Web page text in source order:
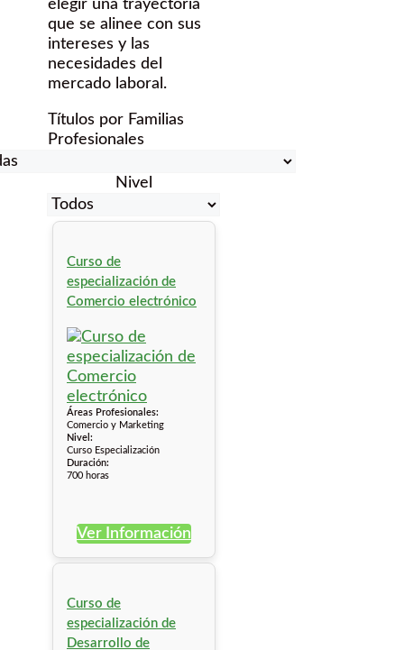
elegir una trayectoria
que se alinee con sus
intereses y las
necesidades del
mercado laboral.
Títulos por Familias
Profesionales
Nivel
Curso de
especialización de
Comercio electrónico
Áreas Profesionales:
Comercio y Marketing
Nivel:
Curso Especialización
Duración:
700 horas
Ver Información
Curso de
especialización de
Desarrollo de